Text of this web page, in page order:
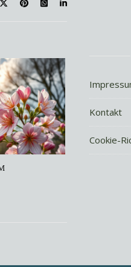
Kontakt
Cookie-